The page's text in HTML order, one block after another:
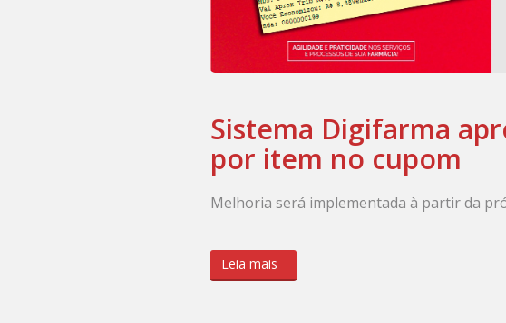
Sistema Digifarma
por item no cupom
Melhoria será implementada à partir da
Leia mais